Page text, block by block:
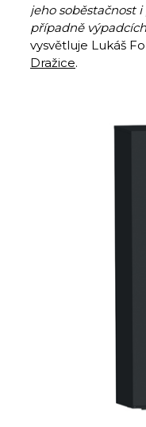
jeho soběstačnost
případně
vysvětluje Lukáš
Dražice.